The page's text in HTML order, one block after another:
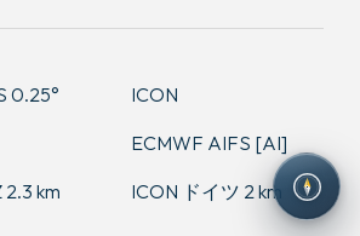
0.25°
ICON
ECMWF AIFS [AI]
km
ICON ドイツ 2 km